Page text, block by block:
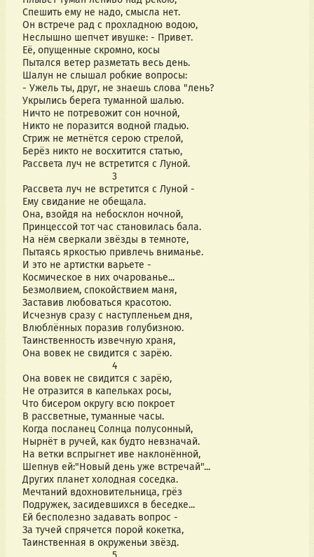
Спешить ему не надо, смысла нет.
Он встрече рад с прохладною водою,
Неслышно шепчет ивушке: - Привет.
Её, опущенные скромно, косы
Пытался ветер разметать весь день.
Шалун не слышал робкие вопросы:
- Ужель ты, друг, не знаешь слова "лень?
Укрылись берега туманной шалью.
Ничто не потревожит сон ночной,
Никто не поразится водной гладью.
Стриж не метнётся серою стрелой,
Берёз никто не восхитится статью,
Рассвета луч не встретится с Луной.
                                3
Рассвета луч не встретится с Луной -
Ему свидание не обещала.
Она, взойдя на небосклон ночной,
Принцессой тот час становилась бала.
На нём сверкали звёзды в темноте,
Пытаясь яркостью привлечь вниманье.
И это не артистки варьете -
Космическое в них очарованье...
Безмолвием, спокойствием маня,
Заставив любоваться красотою.
Исчезнув сразу с наступленьем дня,
Влюблённых поразив голубизною.
Таинственность извечную храня,
Она вовек не свидится с зарёю.
                                4
Она вовек не свидится с зарёю,
Не отразится в капельках росы,
Что бисером округу всю покроет
В рассветные, туманные часы.
Когда посланец Солнца полусонный,
Нырнёт в ручей, как будто невзначай.
На ветки вспрыгнет иве наклонённой,
Шепнув ей:"Новый день уже встречай"...
Других планет холодная соседка.
Мечтаний вдохновительница, грёз
Подружек, засидевшихся в беседке...
Ей бесполезно задавать вопрос -
За тучей спрячется порой кокетка,
Таинственная в окруженьи звёзд.